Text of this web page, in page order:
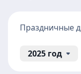
Праздничные
2025 год